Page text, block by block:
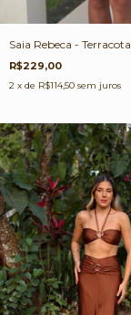
Saia Rebeca - Terracota
R$229,00
2 x de R$114,50 sem juros